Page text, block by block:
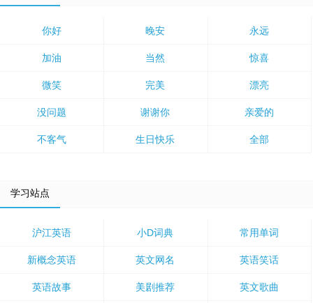
你好 晚安 永远
加油 当然 惊喜
微笑 完美 漂亮
没问题 谢谢你 亲爱的
不客气 生日快乐 全部
学习站点
沪江英语 小D词典 常用单词
新概念英语 英文网名 英语笑话
英语故事 美剧推荐 英文歌曲